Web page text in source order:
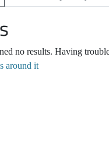
no results. Having
around it